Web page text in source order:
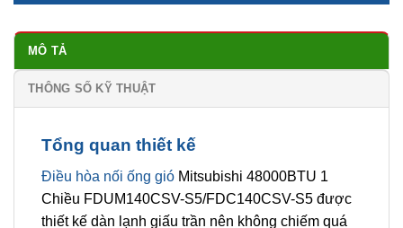
MÔ TẢ
THÔNG SỐ KỸ THUẬT
Tổng quan thiết kế
Điều hòa nối ống gió Mitsubishi 48000BTU 1
Chiều FDUM140CSV-S5/FDC140CSV-S5 được
thiết kế dàn lạnh giấu trần nên không chiếm quá